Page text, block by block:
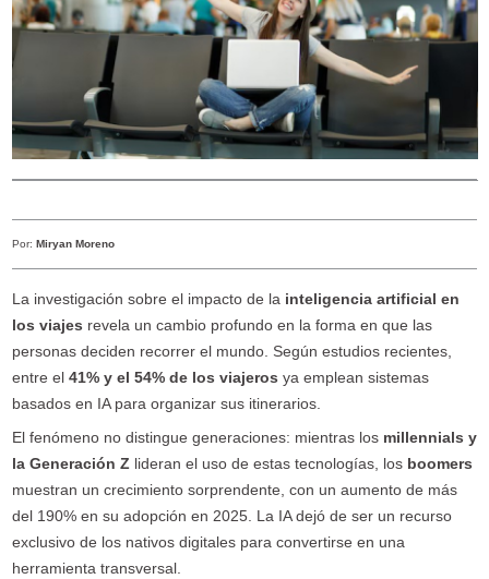
Por: Miryan Moreno
La investigación sobre el impacto de la inteligencia artificial en
los viajes revela un cambio profundo en la forma en que las
personas deciden recorrer el mundo. Según estudios recientes,
entre el 41% y el 54% de los viajeros ya emplean sistemas
basados en IA para organizar sus itinerarios.
El fenómeno no distingue generaciones: mientras los millennials y
la Generación Zlideran el uso de estas tecnologías, los boomers
muestran un crecimiento sorprendente, con un aumento de más
del 190% en su adopción en 2025. La IA dejó de ser un recurso
exclusivo de los nativos digitales para convertirse en una
herramienta transversal.